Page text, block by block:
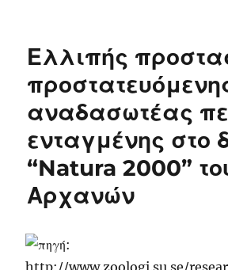
Ελλιπής
αναδασωτέας
ενταγμένης στο
“Natura 2000”
Αρχανών